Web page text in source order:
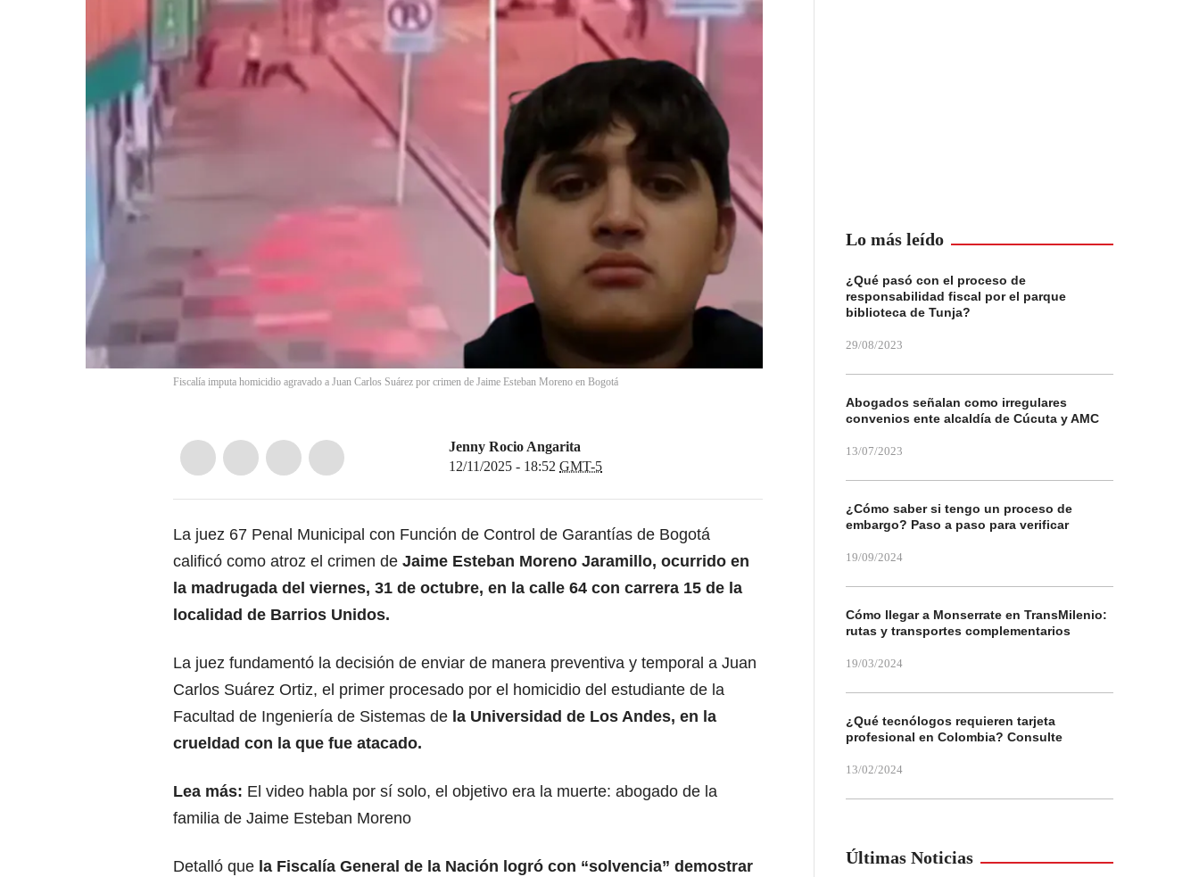
Fiscalía imputa homicidio agravado a Juan Carlos Suárez por crimen de Jaime Esteban Moreno en Bogotá
Jenny Rocio Angarita
12/11/2025 - 18:52 GMT-5
La juez 67 Penal Municipal con Función de Control de Garantías de Bogotá
calificó como atroz el crimen de Jaime Esteban Moreno Jaramillo, ocurrido en
la madrugada del viernes, 31 de octubre, en la calle 64 con carrera 15 de la
localidad de Barrios Unidos.
La juez fundamentó la decisión de enviar de manera preventiva y temporal a Juan
Carlos Suárez Ortiz, el primer procesado por el homicidio del estudiante de la
Facultad de Ingeniería de Sistemas de la Universidad de Los Andes, en la
crueldad con la que fue atacado.
Lea más: El video habla por sí solo, el objetivo era la muerte: abogado de la
familia de Jaime Esteban Moreno
Detalló que la Fiscalía General de la Nación logró con “solvencia” demostrar
Lo más leído
¿Qué pasó con el proceso de
responsabilidad fiscal por el parque
biblioteca de Tunja?
29/08/2023
Abogados señalan como irregulares
convenios ente alcaldía de Cúcuta y AMC
13/07/2023
¿Cómo saber si tengo un proceso de
embargo? Paso a paso para verificar
19/09/2024
Cómo llegar a Monserrate en TransMilenio:
rutas y transportes complementarios
19/03/2024
¿Qué tecnólogos requieren tarjeta
profesional en Colombia? Consulte
13/02/2024
Últimas Noticias